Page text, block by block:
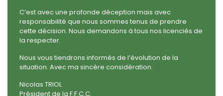
C’est avec une profonde déception mais avec
responsabilité que nous sommes tenus de prendre
cette décision. Nous demandons à tous nos licenciés de
la respecter.
Nous vous tiendrons informés de l’évolution de la
situation. Avec ma sincère considération.
Nicolas TRIOL
Président de la F.F.C.C.